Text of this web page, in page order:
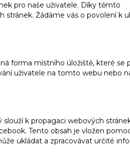
pro naše uživatele. Díky těmto
Žádáme vás o povolení k
forma místního úložiště, které se
uživatele na tomto webu nebo
k propagaci webových
Tento obsah je vložen
ukládat a zpracovávat určité